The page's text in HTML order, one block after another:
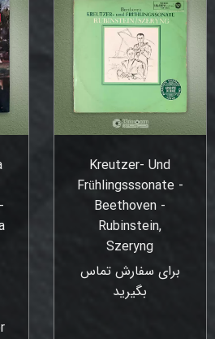
Kreutzer- Und
Frühlingsssonate -
Beethoven -
Rubinstein,
Szeryng
برای سفارش تماس
بگیرید